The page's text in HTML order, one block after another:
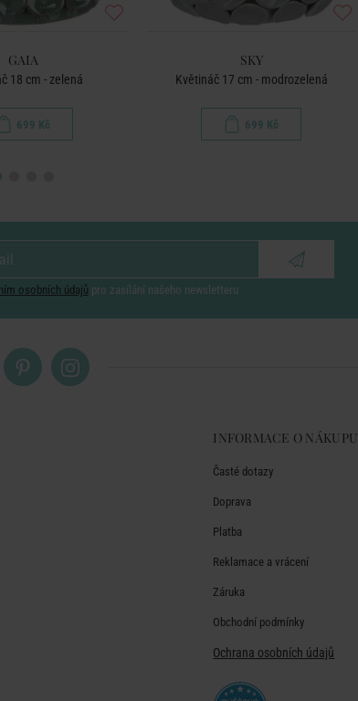
GAIA
18 cm - zelená
699 Kč
SKY
Květináč 17 cm - modrozelená
699 Kč
osobních údajů pro zasílání našeho newsletteru
INFORMACE O NÁKUPU
Časté dotazy
Doprava
Platba
Reklamace a vrácení
Záruka
Obchodní podmínky
Ochrana osobních údajů